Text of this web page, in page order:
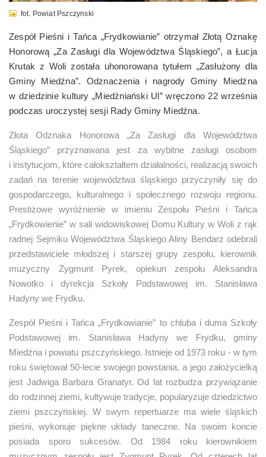
fot. Powiat Pszczynski
Zespół Pieśni i Tańca „Frydkowianie” otrzymał Złotą Oznakę
Honorową „Za Zasługi dla Województwa Śląskiego”, a Łucja
Krutak z Woli została uhonorowana tytułem „Zasłużony dla
Gminy Miedźna”. Odznaczenia i nagrody Gminy Miedźna
w dziedzinie kultury „Miedźniański Ul” wręczono 22 września
podczas uroczystej sesji Rady Gminy Miedźna.
Złota Odznaka Honorowa „Za Zasługi dla Województwa
Śląskiego” przyznawana jest za wybitne zasługi osobom
i instytucjom, które całokształtem działalności, realizacją swoich
zadań na terenie województwa śląskiego przyczyniły się do
gospodarczego, kulturalnego i społecznego rozwoju regionu.
Prestiżowe wyróżnienie w imieniu Zespołu Pieśni i Tańca
„Frydkowienie” w sali widowiskowej Domu Kultury w Woli z rąk
radnej Sejmiku Województwa Śląskiego Aliny Bendarz odebrali
przedstawiciele młodszej i starszej grupy zespołu, kierownik
muzyczny Zygmunt Pyrek, opiekun zespołu Aleksandra
Nowotko i dyrekcja Szkoły Podstawowej im. Stanisława
Hadyny we Frydku.
Zespół Pieśni i Tańca „Frydkowianie” to chluba i duma Szkoły
Podstawowej im. Stanisława Hadyny we Frydku, gminy
Miedźna i powiatu pszczyńskiego. Istnieje od 1973 roku - w tym
roku świętował 50-lecie swojego powstania, a jego założycielką
jest Jadwiga Barbara Granatyr. Od lat rozbudza przywiązanie
do rodzinnej ziemi, kultywuje tradycje, popularyzuje dziedzictwo
ziemi pszczyńskiej. W swym repertuarze ma wiele śląskich
pieśni, wykonuje piękne układy taneczne. Na swoim koncie
posiada sporo sukcesów. Od 1984 roku kierownikiem